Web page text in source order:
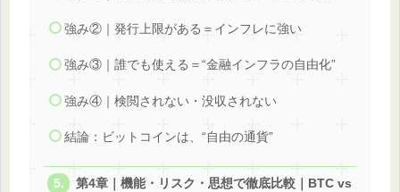
強み②｜発行上限がある＝インフレに強い
強み③｜誰でも使える＝“金融インフラの自由化”
強み④｜検閲されない・没収されない
結論：ビットコインは、“自由の通貨”
第4章｜機能・リスク・思想で徹底比較｜BTC vs